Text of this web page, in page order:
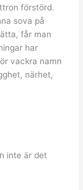
förstörd.
sova på
får man
har
vackra namn
närhet,
inte är det